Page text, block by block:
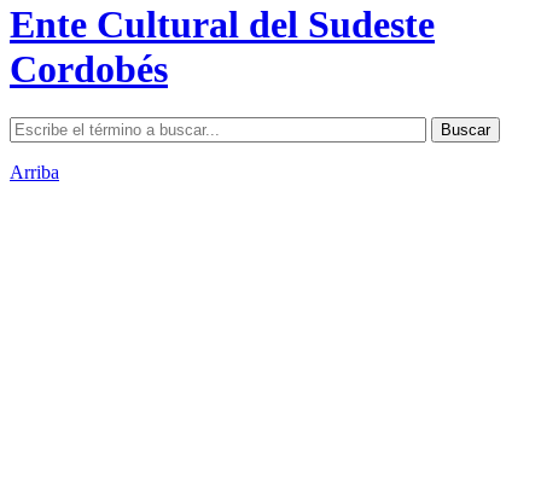
Ente Cultural del Sudeste
Cordobés
Arriba